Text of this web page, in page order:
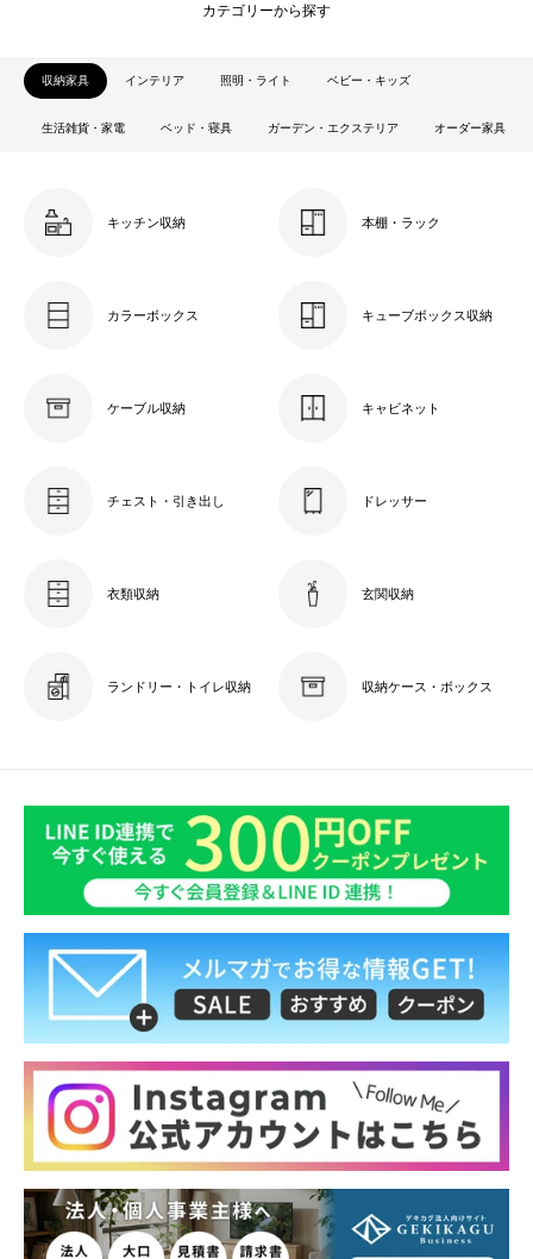
カテゴリーから探す
収納家具 インテリア 照明・ライト ベビー・キッズ
生活雑貨・家電 ベッド・寝具 ガーデン・エクステリア オーダー家具
キッチン収納 本棚・ラック
カラーボックス キューブボックス収納
ケーブル収納 キャビネット
チェスト・引き出し ドレッサー
衣類収納 玄関収納
ランドリー・トイレ収納 収納ケース・ボックス